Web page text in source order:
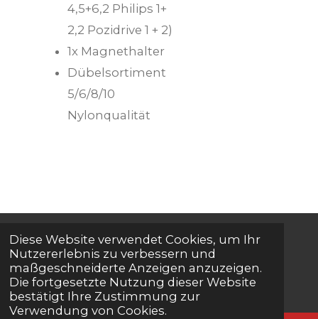
Diese Website verwendet Cookies, um Ihr
Nutzererlebnis zu verbessern und
maßgeschneiderte Anzeigen anzuzeigen.
Die fortgesetzte Nutzung dieser Website
bestätigt Ihre Zustimmung zur
Verwendung von Cookies.
4,5+6,2 Philips 1+
2,2 Pozidrive 1 + 2)
1x Magnethalter
Dübelsortiment
5/6/8/10
Nylonqualität
© 2024 - 2026 Onlineshop Nadlinger
Herzogenburg